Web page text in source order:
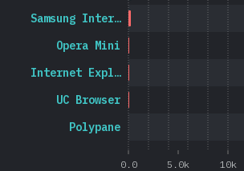
0.0 5.0k 10k
Polypane
UC Browser
Internet Expl…
Opera Mini
Samsung Inter…